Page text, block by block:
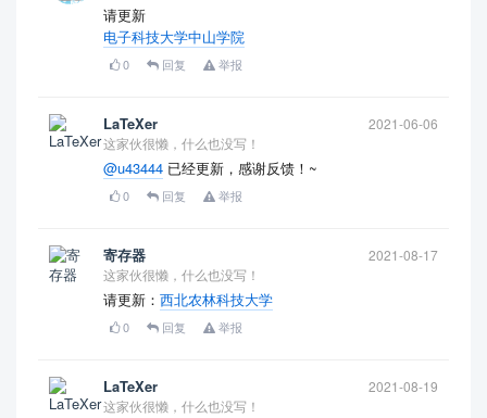
请更新
电子科技大学中山学院
0 回复 举报
LaTeXer
2021-06-06
这家伙很懒，什么也没写！
@u43444 已经更新，感谢反馈！~
0 回复 举报
寄存器
2021-08-17
这家伙很懒，什么也没写！
请更新： 西北农林科技大学
0 回复 举报
LaTeXer
2021-08-19
这家伙很懒，什么也没写！